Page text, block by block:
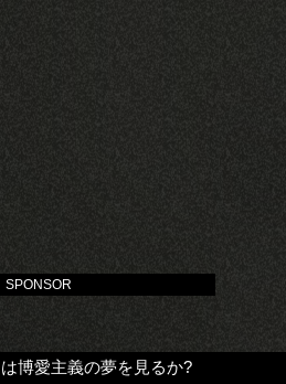
博愛主義の夢を見るか?
SPONSOR